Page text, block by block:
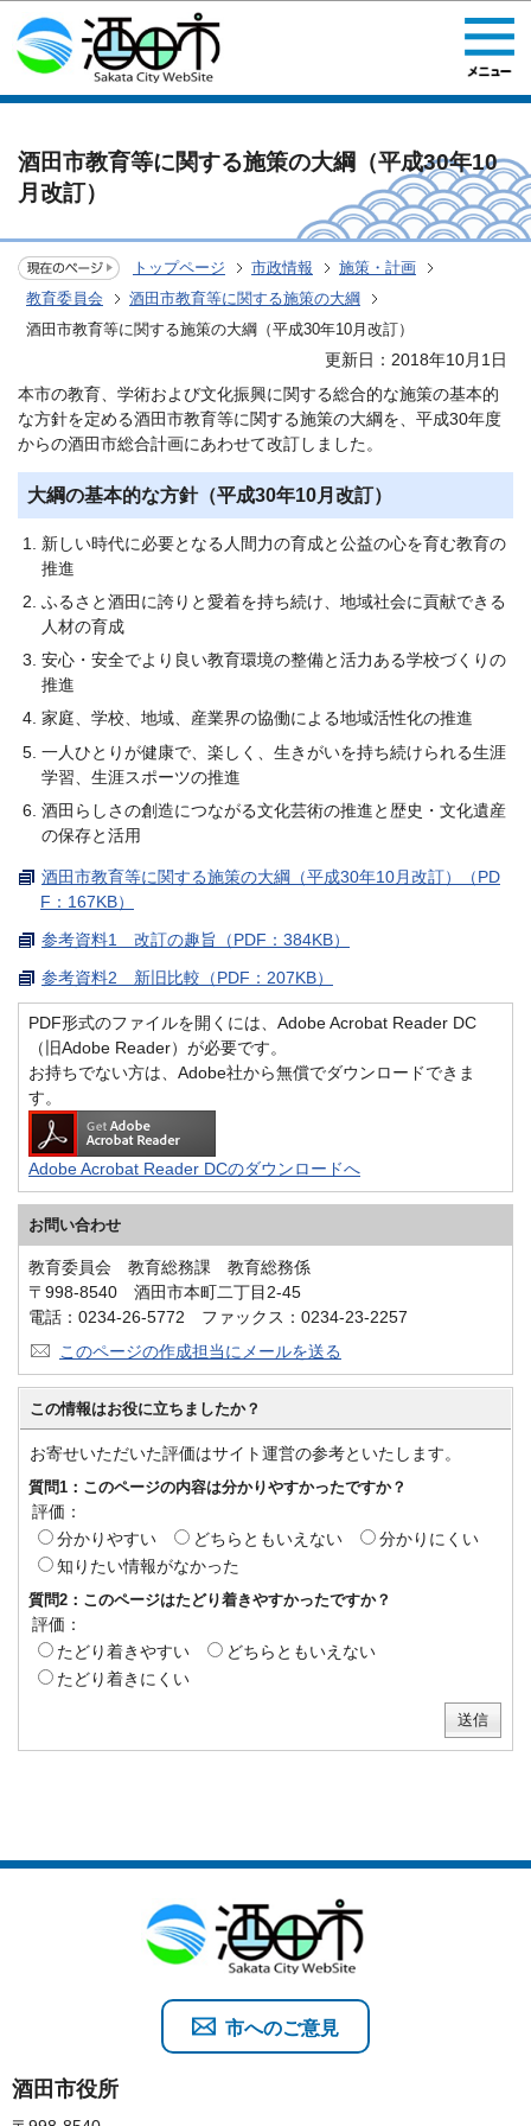
このページの本文へ移動
酒田市教育等に関する施策の大綱（平成30年10
月改訂）
トップページ 市政情報
施策・計画
教育委員会
酒田市教育等に関する施策の大綱
酒田市教育等に関する施策の大綱（平成30年10月改訂）
更新日：2018年10月1日
本市の教育、学術および文化振興に関する総合的な施策の基本的
な方針を定める酒田市教育等に関する施策の大綱を、平成30年度
からの酒田市総合計画にあわせて改訂しました。
大綱の基本的な方針（平成30年10月改訂）
新しい時代に必要となる人間力の育成と公益の心を育む教育の
推進
ふるさと酒田に誇りと愛着を持ち続け、地域社会に貢献できる
人材の育成
安心・安全でより良い教育環境の整備と活力ある学校づくりの
推進
家庭、学校、地域、産業界の協働による地域活性化の推進
一人ひとりが健康で、楽しく、生きがいを持ち続けられる生涯
学習、生涯スポーツの推進
酒田らしさの創造につながる文化芸術の推進と歴史・文化遺産
の保存と活用
酒田市教育等に関する施策の大綱（平成30年10月改訂）（PD
F：167KB）
参考資料1 改訂の趣旨（PDF：384KB）
参考資料2 新旧比較（PDF：207KB）
PDF形式のファイルを開くには、Adobe Acrobat Reader DC
（旧Adobe Reader）が必要です。
お持ちでない方は、Adobe社から無償でダウンロードできま
す。
Adobe Acrobat Reader DCのダウンロードへ
お問い合わせ
教育委員会 教育総務課 教育総務係
〒998-8540 酒田市本町二丁目2-45
電話：0234-26-5772 ファックス：0234-23-2257
このページの作成担当にメールを送る
この情報はお役に立ちましたか？
お寄せいただいた評価はサイト運営の参考といたします。
質問1：このページの内容は分かりやすかったですか？
評価：
分かりやすい
どちらともいえない
分かりにくい
知りたい情報がなかった
質問2：このページはたどり着きやすかったですか？
評価：
たどり着きやすい
どちらともいえない
たどり着きにくい
酒田市役所
市へのご意見